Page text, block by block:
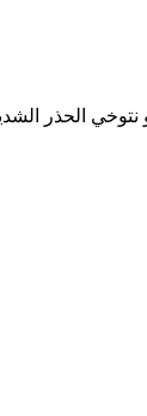
الحذر